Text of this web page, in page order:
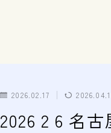
2026.02.17
2026 2 6 名